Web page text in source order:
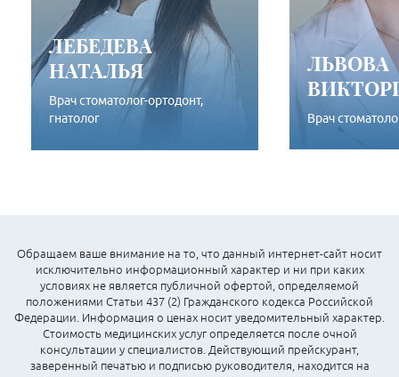
ЛЕБЕДЕВА
НАТАЛЬЯ
Врач стоматолог-ортодонт,
гнатолог
ЛЬВОВА
Врач
Обращаем ваше внимание на то, что данный интернет-сайт носит
исключительно информационный характер и ни при каких
условиях не является публичной офертой, определяемой
положениями Статьи 437 (2) Гражданского кодекса Российской
Федерации. Информация о ценах носит уведомительный характер.
Стоимость медицинских услуг определяется после очной
консультации у специалистов. Действующий прейскурант,
заверенный печатью и подписью руководителя, находится на